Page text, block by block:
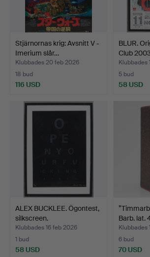
Stjärnornas krig: Avsnitt V -
Imerium slår…
Klubbades 20 feb 2026
18 bud
116 USD
BLUR.
Club
Klubbades
5 bud
58 USD
ALEX BUCKLEE. Ögontest,
silkscreen.
Klubbades 16 feb 2026
1 bud
58 USD
Barb. lat.
Klubbades
6 bud
70 USD